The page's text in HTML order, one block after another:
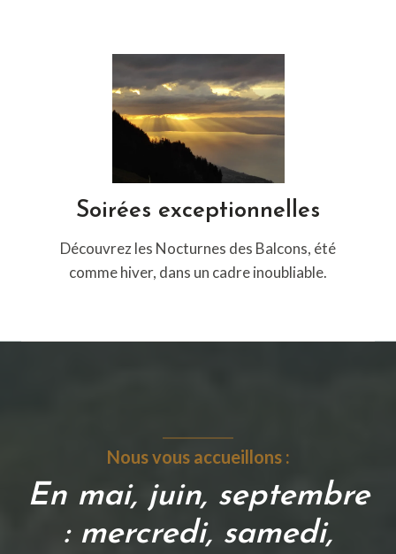
Soirées exceptionnelles
Découvrez les Nocturnes des Balcons, été
comme hiver, dans un cadre inoubliable.
Nous vous accueillons :
En mai, juin, septembre
: mercredi, samedi,